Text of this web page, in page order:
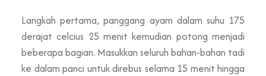
Langkah pertama, panggang ayam dalam suhu 175
derajat celcius 25 menit kemudian potong menjadi
beberapa bagian. Masukkan seluruh bahan-bahan tadi
ke dalam panci untuk direbus selama 15 menit hingga